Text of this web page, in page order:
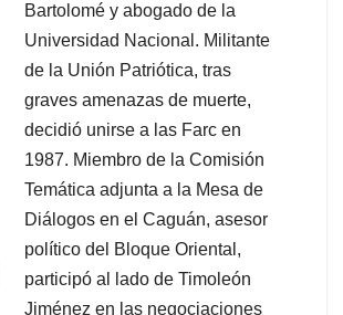
Bartolomé y abogado de la
Universidad Nacional. Militante
de la Unión Patriótica, tras
graves amenazas de muerte,
decidió unirse a las Farc en
1987. Miembro de la Comisión
Temática adjunta a la Mesa de
Diálogos en el Caguán, asesor
político del Bloque Oriental,
participó al lado de Timoleón
Jiménez en las negociaciones